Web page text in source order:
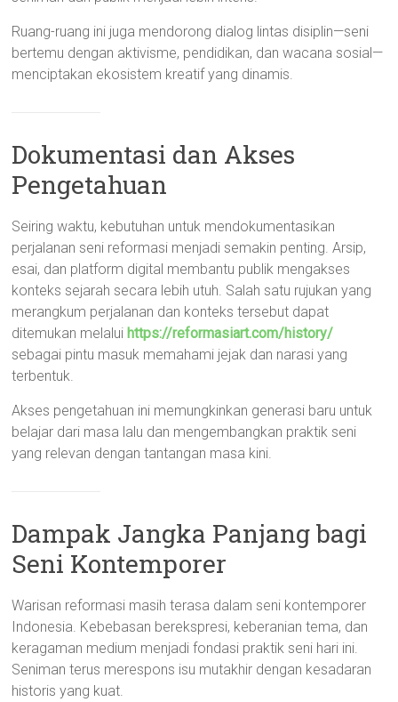
Ruang-ruang ini juga mendorong dialog lintas disiplin—seni
bertemu dengan aktivisme, pendidikan, dan wacana sosial—
menciptakan ekosistem kreatif yang dinamis.
Dokumentasi dan Akses
Pengetahuan
Seiring waktu, kebutuhan untuk mendokumentasikan
perjalanan seni reformasi menjadi semakin penting. Arsip,
esai, dan platform digital membantu publik mengakses
konteks sejarah secara lebih utuh. Salah satu rujukan yang
merangkum perjalanan dan konteks tersebut dapat
ditemukan melalui https://reformasiart.com/history/
sebagai pintu masuk memahami jejak dan narasi yang
terbentuk.
Akses pengetahuan ini memungkinkan generasi baru untuk
belajar dari masa lalu dan mengembangkan praktik seni
yang relevan dengan tantangan masa kini.
Dampak Jangka Panjang bagi
Seni Kontemporer
Warisan reformasi masih terasa dalam seni kontemporer
Indonesia. Kebebasan berekspresi, keberanian tema, dan
keragaman medium menjadi fondasi praktik seni hari ini.
Seniman terus merespons isu mutakhir dengan kesadaran
historis yang kuat.